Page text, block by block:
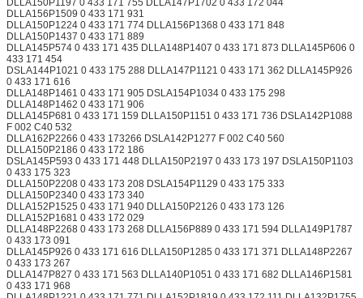
DLLA150P1197 0 433 171 755 DLLA147P1702 0 433 172 044
DLLA156P1509 0 433 171 931
DLLA150P1224 0 433 171 774 DLLA156P1368 0 433 171 848
DLLA150P1437 0 433 171 889
DLLA145P574 0 433 171 435 DLLA148P1407 0 433 171 873 DLLA145P606 0
433 171 454
DSLA144P1021 0 433 175 288 DLLA147P1121 0 433 171 362 DLLA145P926
0 433 171 616
DLLA148P1461 0 433 171 905 DSLA154P1034 0 433 175 298
DLLA148P1462 0 433 171 906
DLLA145P681 0 433 171 159 DLLA150P1151 0 433 171 736 DSLA142P1088
F 002 C40 532
DLLA162P2266 0 433 173266 DSLA142P1277 F 002 C40 560
DLLA150P2186 0 433 172 186
DSLA145P593 0 433 171 448 DLLA150P2197 0 433 173 197 DSLA150P1103
0 433 175 323
DLLA150P2208 0 433 173 208 DSLA154P1129 0 433 175 333
DLLA150P2340 0 433 173 340
DLLA152P1525 0 433 171 940 DLLA150P2126 0 433 173 126
DLLA152P1681 0 433 172 029
DLLA148P2268 0 433 173 268 DLLA156P889 0 433 171 594 DLLA149P1787
0 433 173 091
DLLA145P926 0 433 171 616 DLLA150P1285 0 433 171 371 DLLA148P2267
0 433 173 267
DLLA147P827 0 433 171 563 DLLA140P1051 0 433 171 682 DLLA146P1581
0 433 171 968